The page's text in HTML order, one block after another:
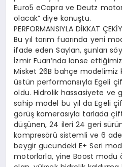
Euro5 eCapra ve Deutz
olacak” diye konuştu.
PERFORMANSIYLA DİKKAT
Bu yıl tarım fuarında yeni
ifade eden Saylan, şunları
İzmir Fuarı’nda lanse
Misket 26B bahçe modelimiz
üstün performansıyla Egeli
oldu. Hidrolik hassasiyete ve
sahip model bu yıl da Egeli
görüş kamerasıyla tarlada
düşünen, 24 ileri 24 geri
kompresörü sistemli ve 6 adet
beygir gücündeki E+ Seri
motorlarla, yine Boost modu